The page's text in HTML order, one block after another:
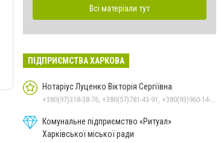
Всі матеріали тут
ПІДПРИЄМСТВА ХАРКОВА
Нотаріус Луценко Вікторія Сергіївна
Комунальне підприємство «Ритуал»
Харківської міської ради